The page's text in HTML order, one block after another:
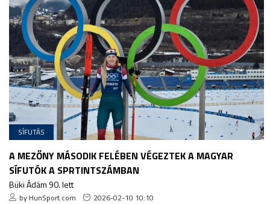
SÍFUTÁS
A MEZŐNY MÁSODIK FELÉBEN VÉGEZTEK A MAGYAR
SÍFUTÓK A SPRTINTSZÁMBAN
Büki Ádám 90. lett
by HunSport.com 2026-02-10 10:10